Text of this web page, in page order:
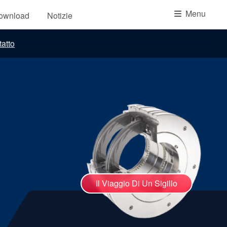
Notizie Menu
Il Viaggio Di Un Sigillo